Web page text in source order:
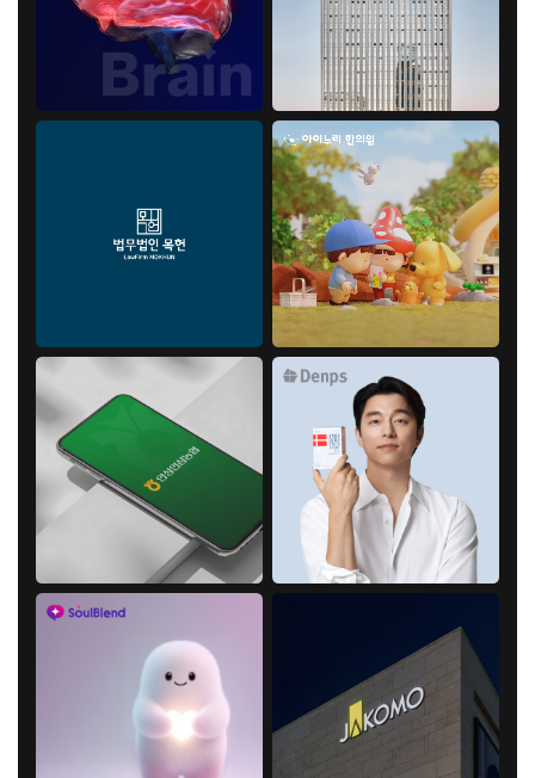
들어갈 메시지 영역
확인